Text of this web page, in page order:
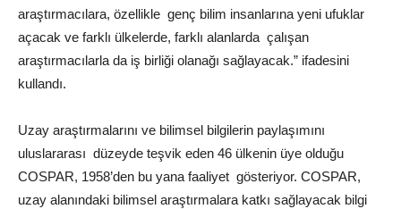
araştırmacılara, özellikle genç bilim insanlarına yeni ufuklar
açacak ve farklı ülkelerde, farklı alanlarda çalışan
araştırmacılarla da iş birliği olanağı sağlayacak.” ifadesini
kullandı.
Uzay araştırmalarını ve bilimsel bilgilerin paylaşımını
uluslararası düzeyde teşvik eden 46 ülkenin üye olduğu
COSPAR, 1958’den bu yana faaliyet gösteriyor. COSPAR,
uzay alanındaki bilimsel araştırmalara katkı sağlayacak bilgi